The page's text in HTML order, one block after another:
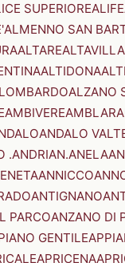
SUPERIOREALIFE
ALMENNO SAN
ALTARE
ALTIDONA
ALZANO
AMBIVEREAMBLAR
ANDALO
.ANDRIAN.ANELA
ANNICCO
ANTIGNANO
PARCOANZANO DI
GENTILE
APRICENA